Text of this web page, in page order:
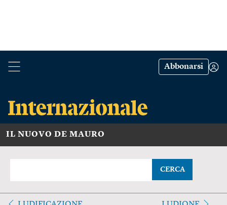
Abbonarsi
IL NUOVO DE MAURO
CERCA